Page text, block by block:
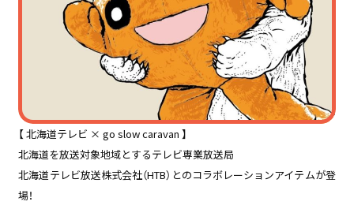
【 北海道テレビ × go slow caravan 】
北海道を放送対象地域とするテレビ専業放送局
北海道テレビ放送株式会社（HTB）とのコラボレーションアイテムが登
場！